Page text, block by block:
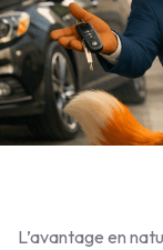
L’avantage en